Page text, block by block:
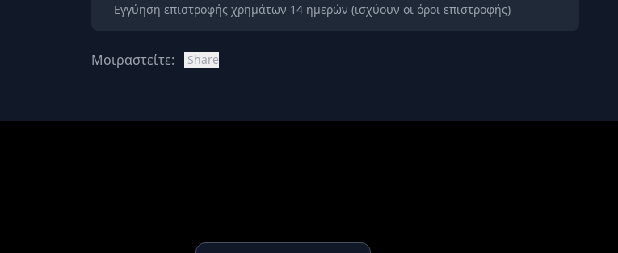
Εγγύηση επιστροφής χρημάτων 14 ημερών (ισχύουν οι όροι επιστροφής)
Μοιραστείτε: Share